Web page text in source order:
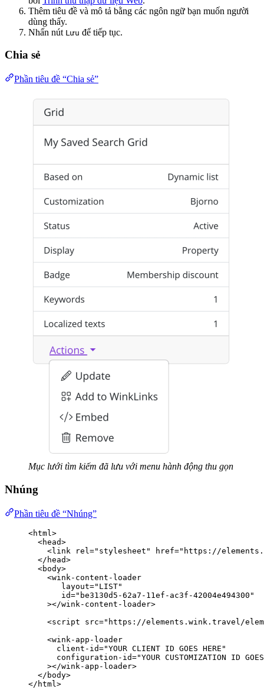
Thêm tiêu đề và mô tả bằng các ngôn ngữ bạn muốn người
dùng thấy.
Nhấn nút Lưu để tiếp tục.
Chia sẻ
Phần tiêu đề “Chia sẻ”
Mục lưới tìm kiếm đã lưu với menu hành động thu gọn
Nhúng
Phần tiêu đề “Nhúng”
<html >
<head>
<link rel =" stylesheet " href=" https://
</ head>
<body>
<wink-content-loader
layout=" LIST"
id=" be3130d5-62a7-11ef-ac3f-42004e494300 "
></wink-content-loader>
<script src=" https://elements.wink.travel/
<wink-app-loader
client-id="YOUR CLIENT ID GOES HERE "
configuration-id="YOUR CUSTOMIZATION ID
></wink-app-loader>
</ body>
</ html >